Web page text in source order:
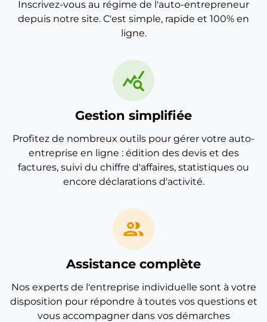
Inscrivez-vous au régime de l'auto-entrepreneur
depuis notre site. C'est simple, rapide et 100% en
ligne.
query_stats
Gestion simplifiée
Profitez de nombreux outils pour gérer votre auto-
entreprise en ligne : édition des devis et des
factures, suivi du chiffre d'affaires, statistiques ou
encore déclarations d'activité.
group
Assistance complète
Nos experts de l'entreprise individuelle sont à votre
disposition pour répondre à toutes vos questions et
vous accompagner dans vos démarches